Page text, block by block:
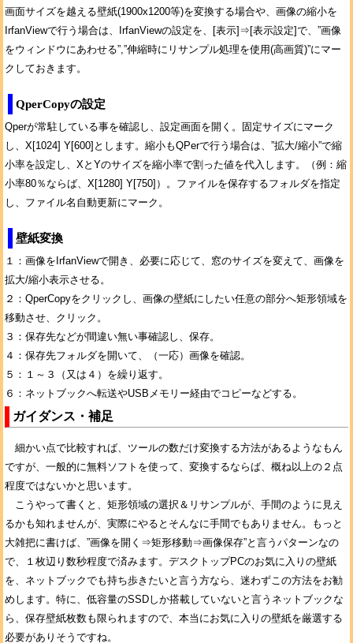
画面サイズを越える壁紙(1900x1200等)を変換する場合や、画像の縮小を
IrfanViewで行う場合は、IrfanViewの設定を、[表示]⇒[表示設定]で、”画像
をウィンドウにあわせる”,”伸縮時にリサンプル処理を使用(高画質)”にマー
クしておきます。
QperCopyの設定
Qperが常駐している事を確認し、設定画面を開く。固定サイズにマーク
し、X[1024] Y[600]とします。縮小もQPerで行う場合は、”拡大/縮小”で縮
小率を設定し、XとYのサイズを縮小率で割った値を代入します。（例：縮
小率80％ならば、X[1280] Y[750]）。ファイルを保存するフォルダを指定
し、ファイル名自動更新にマーク。
壁紙変換
１：画像をIrfanViewで開き、必要に応じて、窓のサイズを変えて、画像を
拡大/縮小表示させる。
２：QperCopyをクリックし、画像の壁紙にしたい任意の部分へ矩形領域を
移動させ、クリック。
３：保存先などが間違い無い事確認し、保存。
４：保存先フォルダを開いて、（一応）画像を確認。
５：１～３（又は４）を繰り返す。
６：ネットブックへ転送やUSBメモリー経由でコピーなどする。
ガイダンス・補足
細かい点で比較すれば、ツールの数だけ変換する方法があるようなもん
ですが、一般的に無料ソフトを使って、変換するならば、概ね以上の２点
程度ではないかと思います。
こうやって書くと、矩形領域の選択＆リサンプルが、手間のように見え
るかも知れませんが、実際にやるとそんなに手間でもありません。もっと
大雑把に書けば、”画像を開く⇒矩形移動⇒画像保存”と言うパターンなの
で、１枚辺り数秒程度で済みます。デスクトップPCのお気に入りの壁紙
を、ネットブックでも持ち歩きたいと言う方なら、迷わずこの方法をお勧
めします。特に、低容量のSSDしか搭載していないと言うネットブックな
ら、保存壁紙枚数も限られますので、本当にお気に入りの壁紙を厳選する
必要がありそうですね。